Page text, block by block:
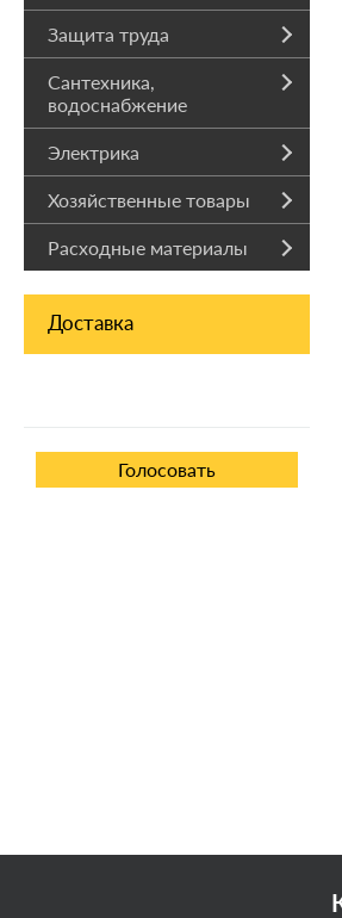
Защита труда
Сантехника,
водоснабжение
Электрика
Хозяйственные товары
Расходные материалы
Доставка